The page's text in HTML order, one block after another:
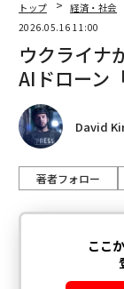
トップ 経済・社会
2026.05.16 11:00
ウクライナ
AIドローン
David
著者フォロー